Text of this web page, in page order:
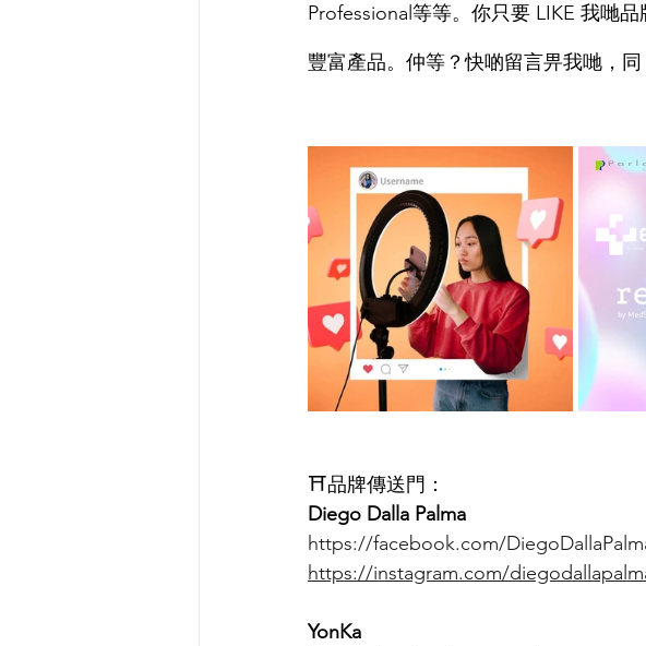
Professional等等。你只要 LIKE 我哋
豐富產品。仲等？快啲留言畀我哋，同
⛩品牌傳送門：
Diego Dalla Palma
https://facebook.com/
https://instagram.com/
YonKa